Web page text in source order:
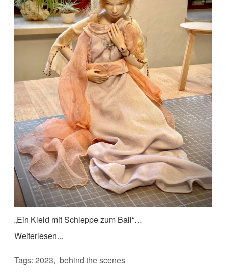
„Ein Kleid mit Schleppe zum Ball“…
Weiterlesen...
Tags:2023 behind the scenes